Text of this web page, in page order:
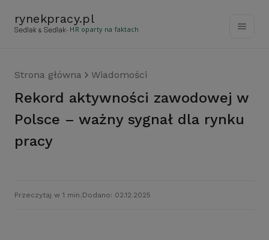
rynekpracy.pl
- HR oparty na faktach
Strona główna Wiadomości
Rekord aktywności zawodowej w
Polsce – ważny sygnał dla rynku
pracy
Przeczytaj w 1 min. Dodano: 02.12.2025